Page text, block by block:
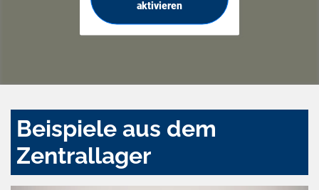
aktivieren
Beispiele aus dem
Zentrallager